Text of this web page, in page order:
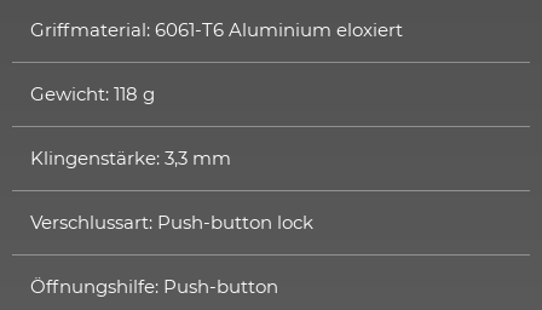
Griffmaterial: 6061-T6 Aluminium eloxiert
Gewicht: 118 g
Klingenstärke: 3,3 mm
Verschlussart: Push-button lock
Öffnungshilfe: Push-button